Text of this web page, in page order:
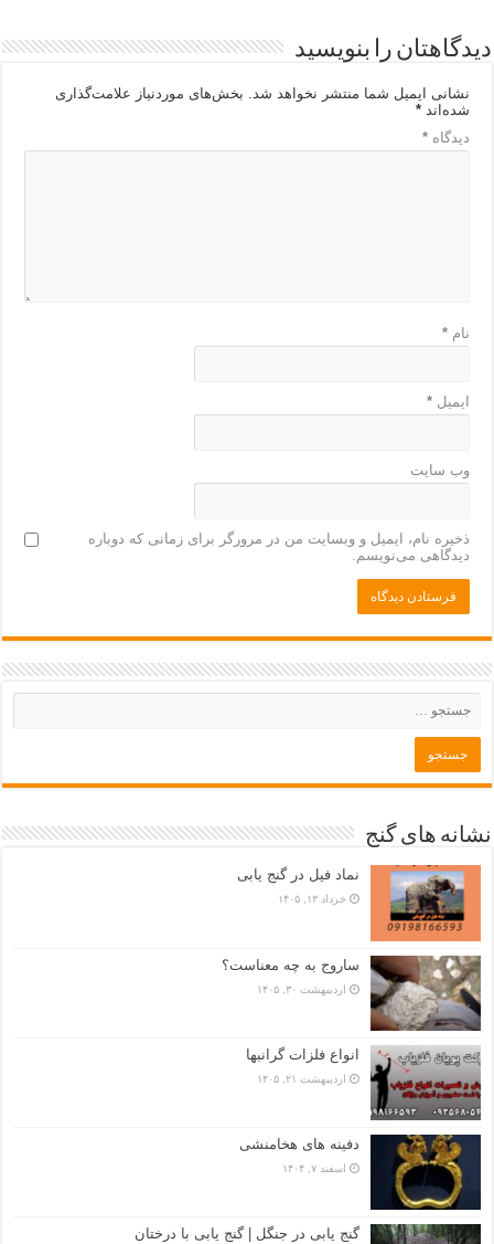
دیدگاهتان را بنویسید
نشانی ایمیل شما منتشر نخواهد شد. بخش‌های موردنیاز علامت‌گذاری
شده‌اند*
دیدگاه*
نام*
ایمیل*
وب‌ سایت
ذخیره نام، ایمیل و وبسایت من در مرورگر برای زمانی که دوباره
دیدگاهی می‌نویسم.
نشانه های گنج
نماد فیل در گنج یابی
خرداد ۱۳, ۱۴۰۵
ساروج به چه معناست؟
اردیبهشت ۳۰, ۱۴۰۵
انواع فلزات گرانبها
اردیبهشت ۲۱, ۱۴۰۵
دفینه های هخامنشی
اسفند ۷, ۱۴۰۴
گنج یابی در جنگل | گنج یابی با درختان